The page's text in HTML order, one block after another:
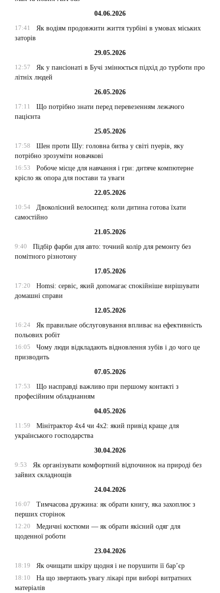
04.06.2026
17:41
Як водіям продовжити життя турбіні в умовах міських
заторів
29.05.2026
12:57
Як у пансіонаті в Бучі змінюється підхід до турботи про
літніх людей
26.05.2026
17:11
Що потрібно знати перед перевезенням лежачого
пацієнта
25.05.2026
17:58
Шен проти Шу: головна битва у світі пуерів, яку
потрібно зрозуміти новачкові
16:53
Робоче місце для навчання і гри: дитяче компютерне
крісло як опора для постави та уваги
22.05.2026
10:54
Двоколісний велосипед: коли дитина готова їхати
самостійно
21.05.2026
9:40
Підбір фарби для авто: точний колір для ремонту без
помітного різнотону
17.05.2026
17:20
Homsi: сервіс, який допомагає спокійніше вирішувати
домашні справи
12.05.2026
16:24
Як правильне обслуговування впливає на ефективність
польових робіт
16:05
Чому люди відкладають відновлення зубів і до чого це
призводить
07.05.2026
17:53
Що насправді важливо при першому контакті з
професійним обладнанням
04.05.2026
11:59
Мінітрактор 4х4 чи 4х2: який привід краще для
українського господарства
30.04.2026
9:53
Як організувати комфортний відпочинок на природі без
зайвих складнощів
24.04.2026
16:07
Тимчасова дружина: як обрати книгу, яка захоплює з
перших сторінок
12:20
Медичні костюми — як обрати якісний одяг для
щоденної роботи
23.04.2026
18:19
Як очищати шкіру щодня і не порушити її бар’єр
18:10
На що звертають увагу лікарі при виборі витратних
матеріалів